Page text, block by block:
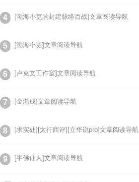
4 [渤海小吏的封建脉络百战]文章阅读导航
5 [渤海小吏]文章阅读导航
6 [卢克文工作室]文章阅读导航
7 [金渐成]文章阅读导航
8 [求实处][太行商评][立华说pro]文章阅读导航
9 [半佛仙人]文章阅读导航